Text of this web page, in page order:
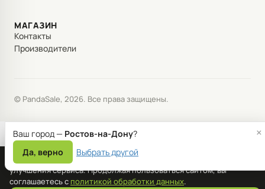
МАГАЗИН
Контакты
Производители
© PandaSale, 2026. Все права защищены.
Мы используем файлы cookie для корректной работы сайта и
улучшения сервиса. Продолжая пользоваться сайтом, вы
соглашаетесь с политикой обработки данных.
Ваш город — Ростов-на-Дону?
Да, верно
Выбрать другой
×